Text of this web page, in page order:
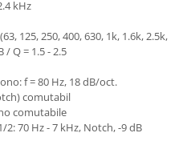
kHz
125, 250, 400, 630, 1k, 1.6k, 2.5k,
/ Q = 1.5 - 2.5
f = 80 Hz, 18 dB/oct.
comutabil
comutabile
2: 70 Hz - 7 kHz, Notch, -9 dB